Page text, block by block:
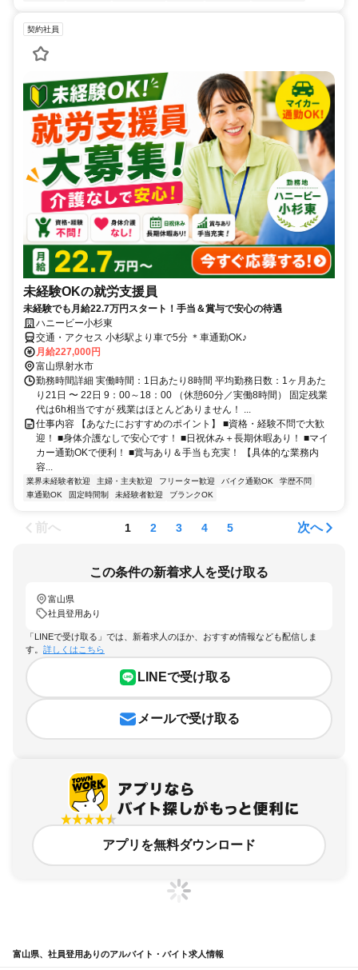
契約社員
未経験OKの就労支援員
未経験でも月給22.7万円スタート！手当＆賞与で安心の待遇
ハニービー小杉東
交通・アクセス 小杉駅より車で5分 ＊車通勤OK♪
月給227,000円
富山県射水市
勤務時間詳細 実働時間：1日あたり8時間 平均勤務日数：1ヶ月あた
り21日 〜 22日 9：00～18：00 （休憩60分／実働8時間） 固定残業
代は6h相当ですが 残業はほとんどありません！ ...
仕事内容 【あなたにおすすめのポイント】 ■資格・経験不問で大歓
迎！ ■身体介護なしで安心です！ ■日祝休み＋長期休暇あり！ ■マイ
カー通勤OKで便利！ ■賞与あり＆手当も充実！ 【具体的な業務内
容...
業界未経験者歓迎 主婦・主夫歓迎 フリーター歓迎 バイク通勤OK
学歴不問
車通勤OK
固定時間制 未経験者歓迎 ブランクOK
前へ 1 2 3 4 5 次へ
この条件の新着求人を受け取る
富山県
社員登用あり
「LINEで受け取る」では、新着求人のほか、おすすめ情報なども配信しま
す。 詳しくはこちら
LINEで受け取る
メールで受け取る
アプリを無料ダウンロード
富山県、社員登用ありのアルバイト・バイト求人情報